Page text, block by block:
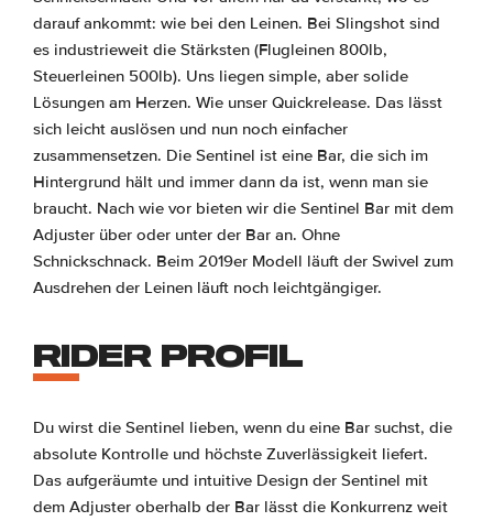
darauf ankommt: wie bei den Leinen. Bei Slingshot sind
es industrieweit die Stärksten (Flugleinen 800lb,
Steuerleinen 500lb). Uns liegen simple, aber solide
Lösungen am Herzen. Wie unser Quickrelease. Das lässt
sich leicht auslösen und nun noch einfacher
zusammensetzen. Die Sentinel ist eine Bar, die sich im
Hintergrund hält und immer dann da ist, wenn man sie
braucht. Nach wie vor bieten wir die Sentinel Bar mit dem
Adjuster über oder unter der Bar an. Ohne
Schnickschnack. Beim 2019er Modell läuft der Swivel zum
Ausdrehen der Leinen läuft noch leichtgängiger.
RIDER PROFIL
Du wirst die Sentinel lieben, wenn du eine Bar suchst, die
absolute Kontrolle und höchste Zuverlässigkeit liefert.
Das aufgeräumte und intuitive Design der Sentinel mit
dem Adjuster oberhalb der Bar lässt die Konkurrenz weit